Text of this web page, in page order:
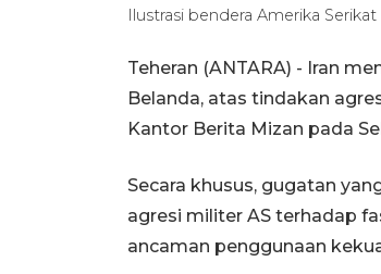
Ilustrasi bendera Amerika
Teheran (ANTARA) - Iran
Belanda, atas tindakan
Kantor Berita Mizan pada
Secara khusus, gugatan
agresi militer AS terhadap
ancaman penggunaan